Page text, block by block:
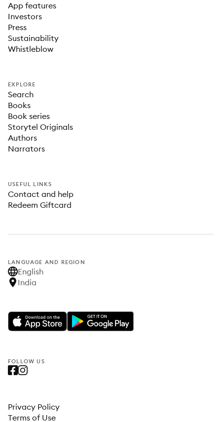
App features
Investors
Press
Sustainability
Whistleblow
EXPLORE
Search
Books
Book series
Storytel Originals
Authors
Narrators
USEFUL LINKS
Contact and help
Redeem Giftcard
LANGUAGE AND REGION
English
India
FOLLOW US
Privacy Policy
Terms of Use